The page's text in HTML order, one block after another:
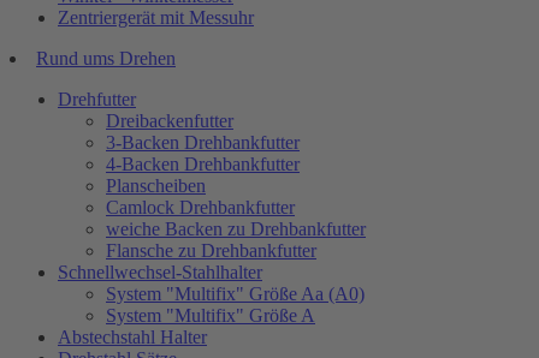
Zentriergerät mit Messuhr
Rund ums Drehen
Drehfutter
Dreibackenfutter
3-Backen Drehbankfutter
4-Backen Drehbankfutter
Planscheiben
Camlock Drehbankfutter
weiche Backen zu Drehbankfutter
Flansche zu Drehbankfutter
Schnellwechsel-Stahlhalter
System "Multifix" Größe Aa (A0)
System "Multifix" Größe A
Abstechstahl Halter